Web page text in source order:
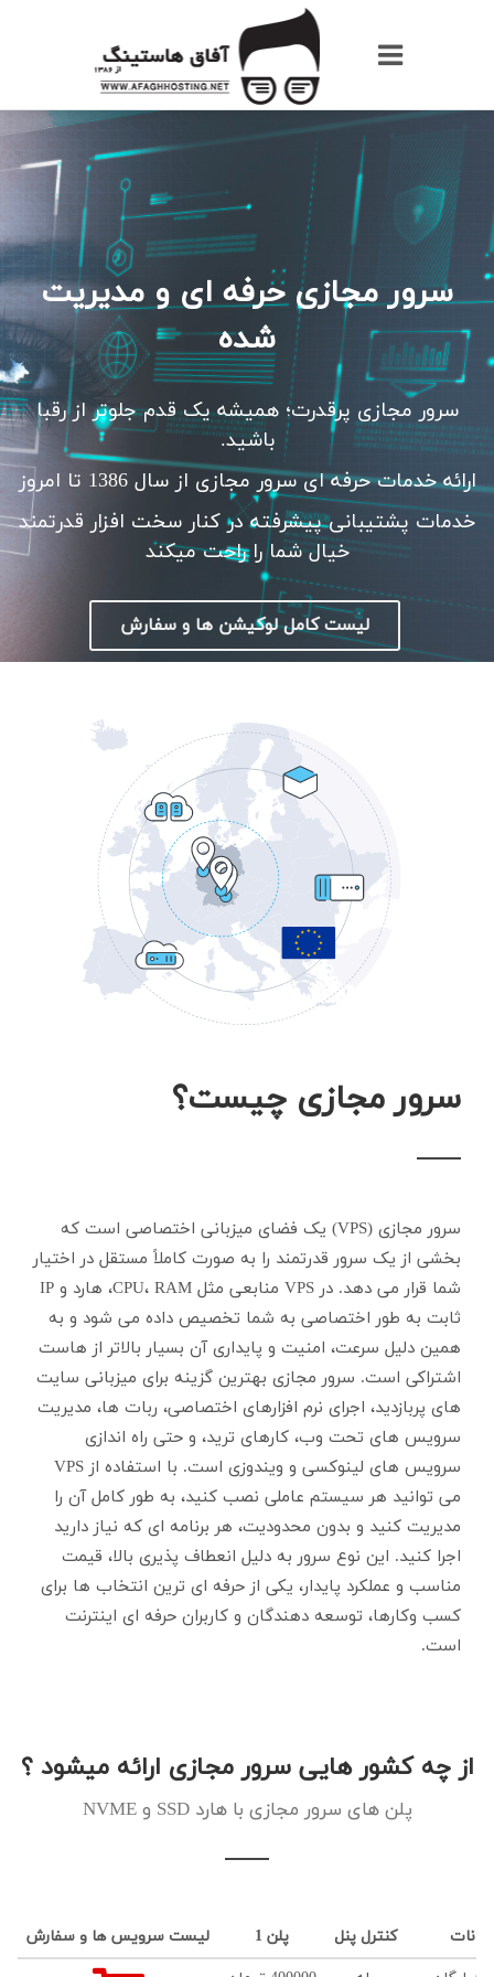
سرور مجازی حرفه ای و مدیریت
شده
سرور مجازی پرقدرت؛ همیشه یک قدم جلوتر از رقبا
باشید.
ارائه خدمات حرفه ای سرور مجازی از سال 1386 تا امروز
خدمات پشتیبانی پیشرفته در کنار سخت افزار قدرتمند
خیال شما را راحت میکند
لیست کامل لوکیشن ها و سفارش
سرور مجازی چیست؟
سرور مجازی (VPS) یک فضای میزبانی اختصاصی است که
بخشی از یک سرور قدرتمند را به صورت کاملاً مستقل در اختیار
شما قرار می دهد. در VPS منابعی مثل CPU، RAM، هارد و IP
ثابت به طور اختصاصی به شما تخصیص داده می شود و به
همین دلیل سرعت، امنیت و پایداری آن بسیار بالاتر از هاست
اشتراکی است. سرور مجازی بهترین گزینه برای میزبانی سایت
های پربازدید، اجرای نرم افزارهای اختصاصی، ربات ها، مدیریت
سرویس های تحت وب، کارهای ترید، و حتی راه اندازی
سرویس های لینوکسی و ویندوزی است. با استفاده از VPS
می توانید هر سیستم عاملی نصب کنید، به طور کامل آن را
مدیریت کنید و بدون محدودیت، هر برنامه ای که نیاز دارید
اجرا کنید. این نوع سرور به دلیل انعطاف پذیری بالا، قیمت
مناسب و عملکرد پایدار، یکی از حرفه ای ترین انتخاب ها برای
کسب وکارها، توسعه دهندگان و کاربران حرفه ای اینترنت
است.
از چه کشور هایی سرور مجازی ارائه میشود ؟
پلن های سرور مجازی با هارد SSD و NVME
کنترل پنل پلن 1
لیست سرویس ها و سفارش